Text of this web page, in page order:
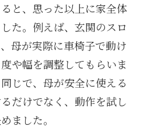
と、思った以上に家全体
た。例えば、玄関のスロ
母が実際に車椅子で動け
や幅を調整してもらいま
じで、母が安全に使える
だけでなく、動作を試し
ました。